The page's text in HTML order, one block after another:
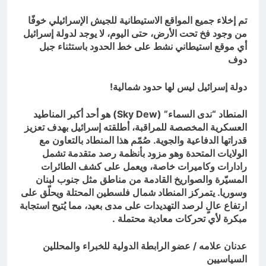
تم إخلاء جميع المواقع الاستيطانية للجيش الإسرائيلي خوفًا
من وجود فخ تحت الأرض، حتى اليوم، لا يوجد لدولة إسرائيل
أي موقع استيطاني نشط على خط الحدود باستثناء جبل
دوف
دولة إسرائيل ليس لها حدود شمالية!
المنطاد “ندى السماء” (Sky Dew) هو أحد أكبر المناطيد
العسكرية المخصصة للمراقبة، أطلقته إسرائيل بهدف تعزيز
قدراتها الدفاعية والجوية. صُمّم هذا المنطاد بالتعاون مع
الولايات المتحدة وهو مزود بأنظمة رصد متقدمة تشمل
رادارات وكاميرات خاصة، ويعمل على كشف الطائرات
المسيّرة والصواريخ القادمة من مناطق مثل جنوب لبنان
وسوريا. يتمركز المنطاد شمال فلسطين المحتلة ويحلّق على
ارتفاع عالٍ لرصد التهديدات على مدى بعيد، مما يُتيح استجابة
مبكرة لأي تحركات معادية محتملة .
عدنان علامه / عضو الرابطة الدولية للخبراء والمحللين
السياسيين